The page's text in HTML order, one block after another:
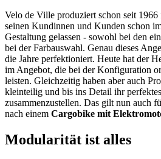
Velo de Ville produziert schon seit
seinen Kundinnen und Kunden schon
Gestaltung gelassen - sowohl bei den
bei der Farbauswahl. Genau dieses
die Jahre perfektioniert. Heute hat der
im Angebot, die bei der Konfiguration
leisten. Gleichzeitig haben aber auch
kleinteilig und bis ins Detail ihr
zusammenzustellen. Das gilt nun auch
nach einem Cargobike mit
Modularität ist alles